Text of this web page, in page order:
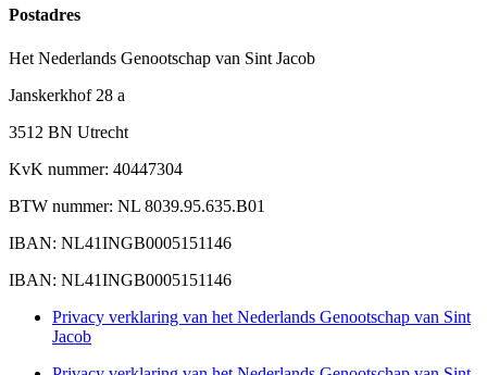
Postadres
Het Nederlands Genootschap van Sint Jacob
Janskerkhof 28 a
3512 BN Utrecht
KvK nummer: 40447304
BTW nummer: NL 8039.95.635.B01
IBAN: NL41INGB0005151146
IBAN: NL41INGB0005151146
Privacy verklaring van het Nederlands Genootschap van Sint
Jacob